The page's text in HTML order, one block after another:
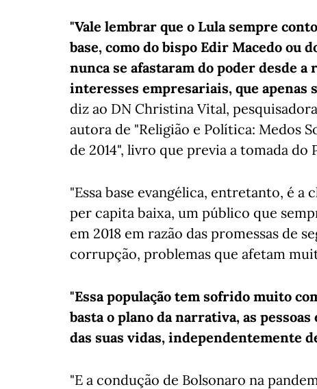
"Vale lembrar que o Lula sempre
base, como do bispo Edir Macedo ou
nunca se afastaram do poder desde
interesses empresariais, que
diz ao DN Christina Vital,
autora de "Religião e Política: Medos
de 2014", livro que previa a tomada do
"Essa base evangélica, entretanto, é a
per capita baixa, um público que
em 2018 em razão das promessas de
corrupção, problemas que afetam
"Essa população tem sofrido muito
basta o plano da narrativa, as
das suas vidas, independentemente
"E a condução de Bolsonaro na